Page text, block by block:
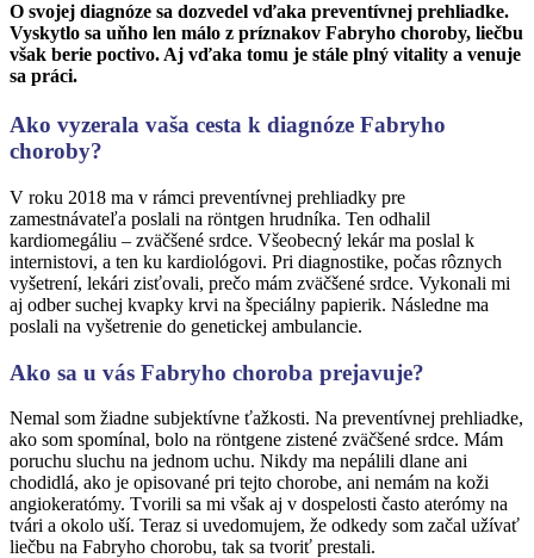
O svojej diagnóze sa dozvedel vďaka preventívnej prehliadke.
Vyskytlo sa uňho len málo z príznakov Fabryho choroby, liečbu
však berie poctivo. Aj vďaka tomu je stále plný vitality a venuje
sa práci.
Ako vyzerala vaša cesta k diagnóze Fabryho
choroby?
V roku 2018 ma v rámci preventívnej prehliadky pre
zamestnávateľa poslali na röntgen hrudníka. Ten odhalil
kardiomegáliu – zväčšené srdce. Všeobecný lekár ma poslal k
internistovi, a ten ku kardiológovi. Pri diagnostike, počas rôznych
vyšetrení, lekári zisťovali, prečo mám zväčšené srdce. Vykonali mi
aj odber suchej kvapky krvi na špeciálny papierik. Následne ma
poslali na vyšetrenie do genetickej ambulancie.
Ako sa u vás Fabryho choroba prejavuje?
Nemal som žiadne subjektívne ťažkosti. Na preventívnej prehliadke,
ako som spomínal, bolo na röntgene zistené zväčšené srdce. Mám
poruchu sluchu na jednom uchu. Nikdy ma nepálili dlane ani
chodidlá, ako je opisované pri tejto chorobe, ani nemám na koži
angiokeratómy. Tvorili sa mi však aj v dospelosti často aterómy na
tvári a okolo uší. Teraz si uvedomujem, že odkedy som začal užívať
liečbu na Fabryho chorobu, tak sa tvoriť prestali.